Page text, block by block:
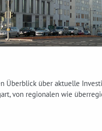
Überblick über aktuelle
von regionalen wie